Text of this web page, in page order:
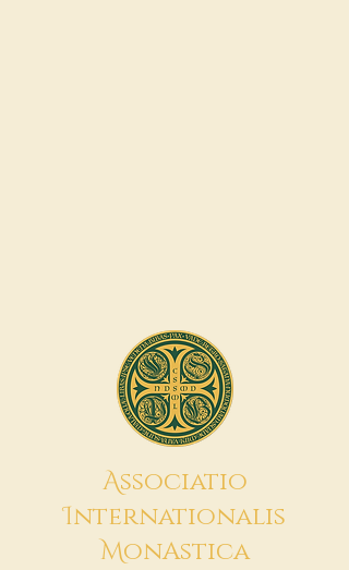
Associatio
Internationalis
MonAstica